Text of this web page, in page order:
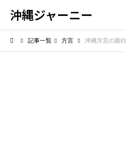
沖縄ジャーニー
記事一覧 方言 沖縄方言の面